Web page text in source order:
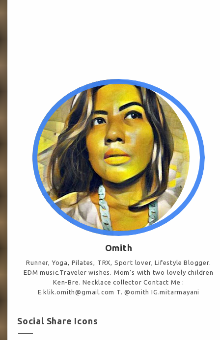
Omith
Runner, Yoga, Pilates, TRX, Sport lover, Lifestyle Blogger.
EDM music.Traveler wishes. Mom's with two lovely children
Ken-Bre. Necklace collector Contact Me :
E.klik.omith@gmail.com T. @omith IG.mitarmayani
Social Share Icons